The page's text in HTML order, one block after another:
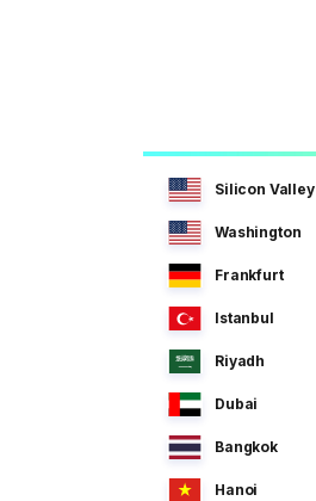
Silicon Valley
Washington
Frankfurt
Istanbul
Riyadh
Dubai
Bangkok
Hanoi